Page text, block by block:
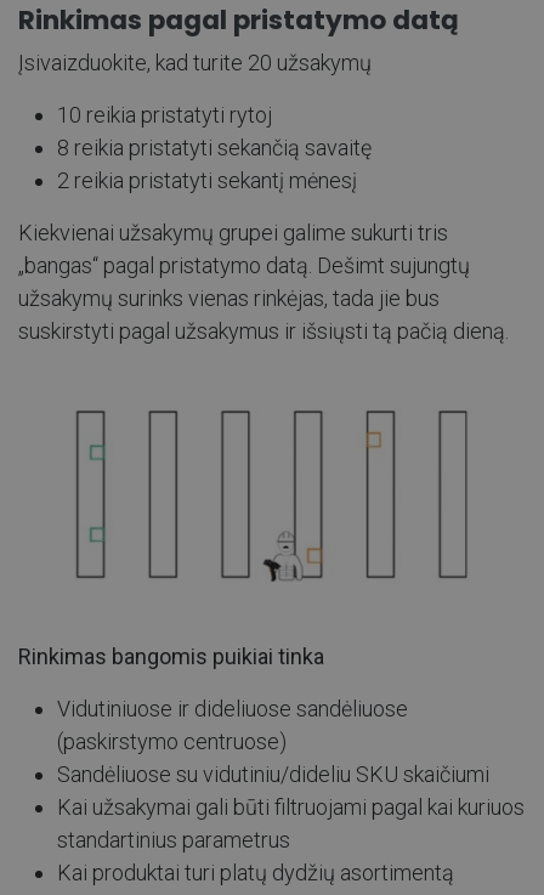
Rinkimas pagal pristatymo datą
Įsivaizduokite, kad turite 20 užsakymų
10 reikia pristatyti rytoj
8 reikia pristatyti sekančią savaitę
2 reikia pristatyti sekantį mėnesį
Kiekvienai užsakymų grupei galime sukurti tris
„bangas“ pagal pristatymo datą. Dešimt sujungtų
užsakymų surinks vienas rinkėjas, tada jie bus
suskirstyti pagal užsakymus ir išsiųsti tą pačią dieną.
Rinkimas bangomis puikiai tinka
Vidutiniuose ir dideliuose sandėliuose
(paskirstymo centruose)
Sandėliuose su vidutiniu/dideliu SKU skaičiumi
Kai užsakymai gali būti filtruojami pagal kai kuriuos
standartinius parametrus
Kai produktai turi platų dydžių asortimentą